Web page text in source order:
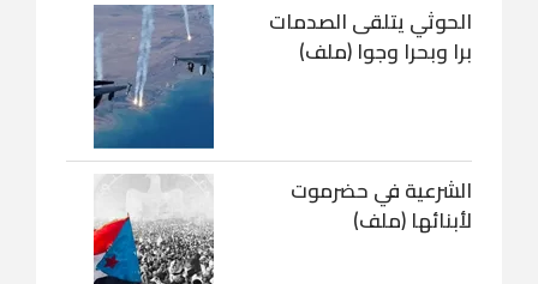
الحوثي يتلقى الصدمات
برا وبحرا وجوا (ملف)
الشرعية في حضرموت
لأبنائها (ملف)